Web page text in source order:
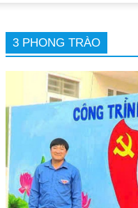
3 PHONG TRÀO